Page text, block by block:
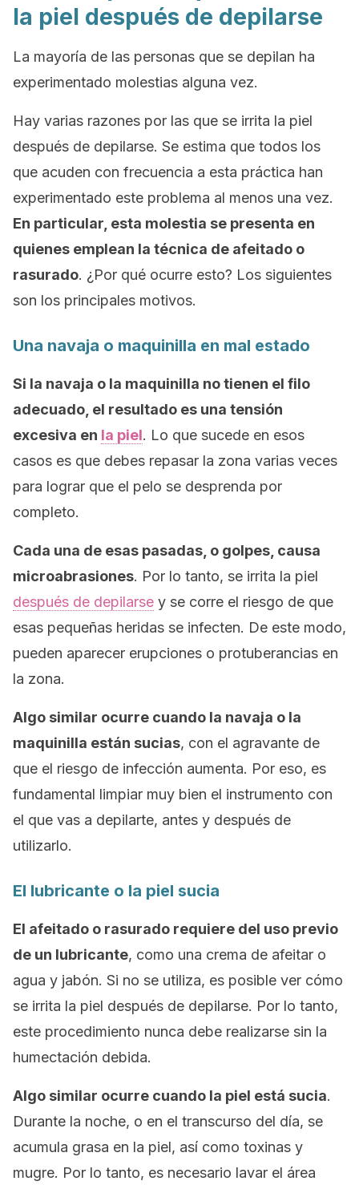
la piel después de depilarse
La mayoría de las personas que se depilan ha
experimentado molestias alguna vez.
Hay varias razones por las que se irrita la piel
después de depilarse. Se estima que todos los
que acuden con frecuencia a esta práctica han
experimentado este problema al menos una vez.
En particular, esta molestia se presenta en
quienes emplean la técnica de afeitado o
rasurado. ¿Por qué ocurre esto? Los siguientes
son los principales motivos.
Una navaja o maquinilla en mal estado
Si la navaja o la maquinilla no tienen el filo
adecuado, el resultado es una tensión
excesiva en la piel. Lo que sucede en esos
casos es que debes repasar la zona varias veces
para lograr que el pelo se desprenda por
completo.
Cada una de esas pasadas, o golpes, causa
microabrasiones. Por lo tanto, se irrita la piel
después de depilarse y se corre el riesgo de que
esas pequeñas heridas se infecten. De este modo,
pueden aparecer erupciones o protuberancias en
la zona.
Algo similar ocurre cuando la navaja o la
maquinilla están sucias, con el agravante de
que el riesgo de infección aumenta. Por eso, es
fundamental limpiar muy bien el instrumento con
el que vas a depilarte, antes y después de
utilizarlo.
El lubricante o la piel sucia
El afeitado o rasurado requiere del uso previo
de un lubricante, como una crema de afeitar o
agua y jabón. Si no se utiliza, es posible ver cómo
se irrita la piel después de depilarse. Por lo tanto,
este procedimiento nunca debe realizarse sin la
humectación debida.
Algo similar ocurre cuando la piel está sucia.
Durante la noche, o en el transcurso del día, se
acumula grasa en la piel, así como toxinas y
mugre. Por lo tanto, es necesario lavar el área